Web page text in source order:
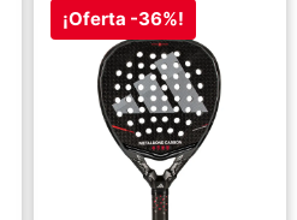
¡Oferta -36%!